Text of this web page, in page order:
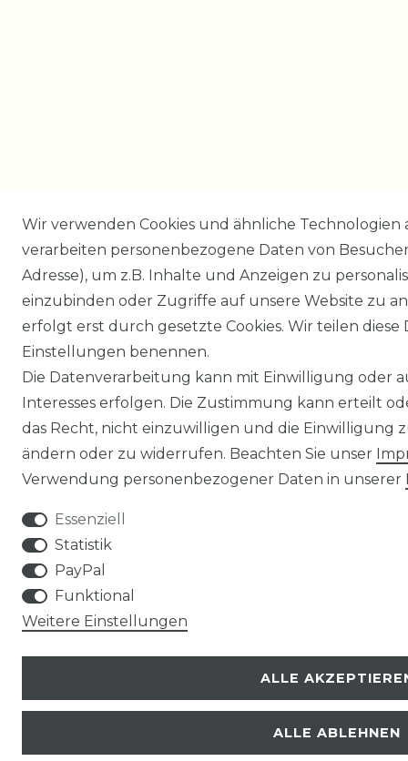
Wir verwenden Cookies und ähnliche
verarbeiten personenbezogene Daten von
Adresse), um z.B. Inhalte und Anzeigen zu
einzubinden oder Zugriffe auf unsere Website zu
erfolgt erst durch gesetzte Cookies. Wir teilen
Einstellungen benennen.
Die Datenverarbeitung kann mit Einwilligung oder
Interesses erfolgen. Die Zustimmung kann erteilt
das Recht, nicht einzuwilligen und die Einwilligung
ändern oder zu widerrufen. Beachten Sie unser
Verwendung personenbezogener Daten in unserer
Essenziell
Statistik
PayPal
Funktional
Weitere Einstellungen
ALLE
ALLE ABLEHNEN